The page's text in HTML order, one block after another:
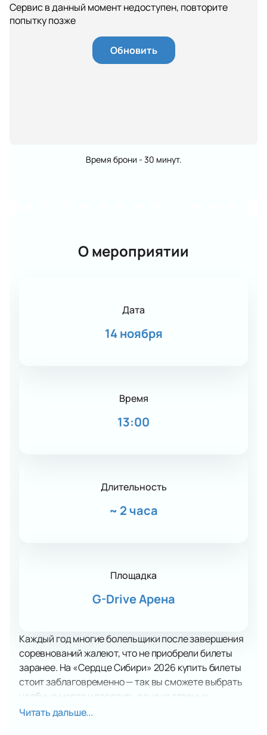
Сервис в данный момент недоступен, повторите
попытку позже
Обновить
Время брони - 30 минут.
О мероприятии
Дата
14 ноября
Время
13:00
Длительность
~ 2 часа
Площадка
G-Drive Арена
Каждый год многие болельщики после завершения
соревнований жалеют, что не приобрели билеты
заранее. На «Сердце Сибири» 2026 купить билеты
стоит заблаговременно — так вы сможете выбрать
удобные места и посетить одно из главных
спортивных событий омской осени.
Читать дальше...